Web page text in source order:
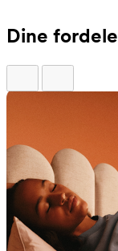
Dine fordele